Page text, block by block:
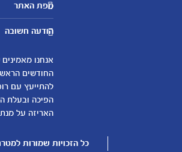
היועצות שלנו
שאלות נפוצות
אודות
لموقع متيرنا
מפת האתר
אבני דרך
לקראת הריון
0-6 חודשים
6-12 חודשים
12-24 חודשים
הודעה חשובה
החודשים
להתייעץ עם
הפיכה ובעלת
האריזה על מנת
כל הזכויות שמורות